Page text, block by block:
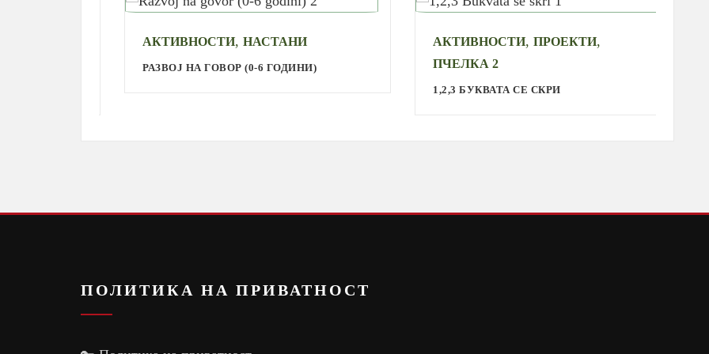
АКТИВНОСТИ,НАСТАНИ
РАЗВОЈ НА ГОВОР (0-6 ГОДИНИ)
АКТИВНОСТИ,ПРОЕКТИ,
ПЧЕЛКА 2
1,2,3 БУКВАТА СЕ СКРИ
ПОЛИТИКА НА ПРИВАТНОСТ